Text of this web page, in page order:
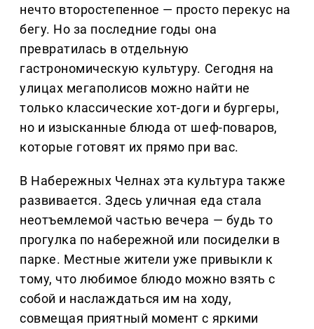
нечто второстепенное — просто перекус на
бегу. Но за последние годы она
превратилась в отдельную
гастрономическую культуру. Сегодня на
улицах мегаполисов можно найти не
только классические хот-доги и бургеры,
но и изысканные блюда от шеф-поваров,
которые готовят их прямо при вас.
В Набережных Челнах эта культура также
развивается. Здесь уличная еда стала
неотъемлемой частью вечера — будь то
прогулка по набережной или посиделки в
парке. Местные жители уже привыкли к
тому, что любимое блюдо можно взять с
собой и наслаждаться им на ходу,
совмещая приятный момент с яркими